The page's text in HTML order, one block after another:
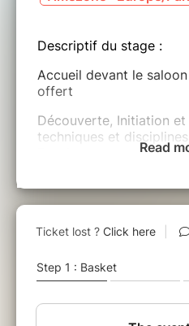
Descriptif du stage :
Accueil devant le
offert
Découverte, Initiation
techniques et disciplines
Enseignement
* STAGE ULTRA
Jour 1 : Lasso à pied +
western
Après midi : Balade
Jour 2 : Lasso à pied +
Read